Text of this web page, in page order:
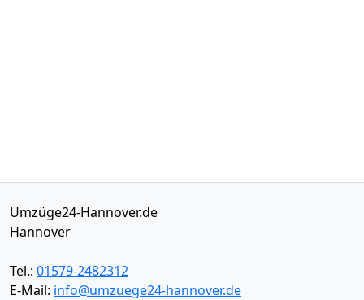
Umzüge24-Hannover.de
Hannover
Tel.: 01579-2482312
E-Mail: info@umzuege24-hannover.de